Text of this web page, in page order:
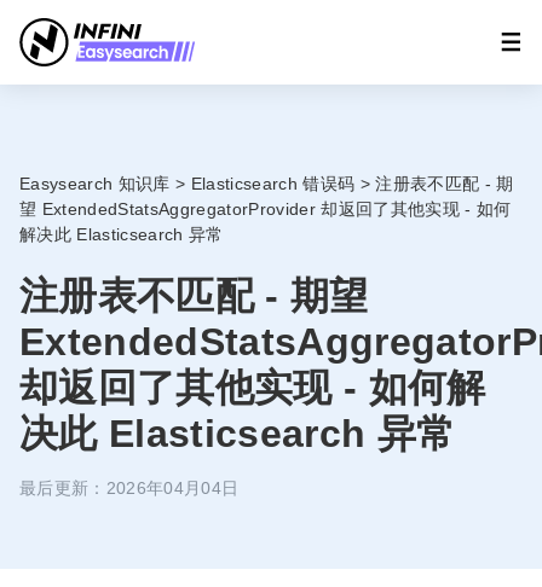
Easysearch 知识库 > Elasticsearch 错误码 > 注册表不匹配 - 期
望 ExtendedStatsAggregatorProvider 却返回了其他实现 - 如何
解决此 Elasticsearch 异常
注册表不匹配 - 期望
却返回了其他实现 - 如何解
决此 Elasticsearch 异常
最后更新：2026年04月04日